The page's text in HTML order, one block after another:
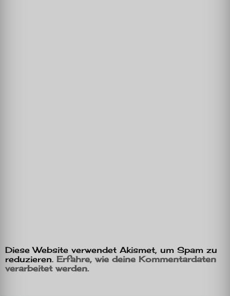
Diese Website verwendet Akismet, um Spam zu
reduzieren. Erfahre, wie deine Kommentardaten
verarbeitet werden.